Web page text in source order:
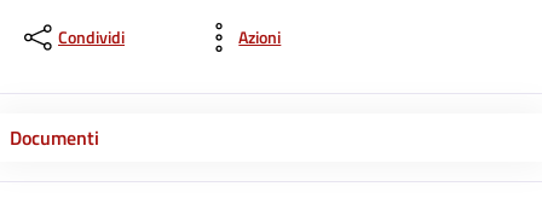
Condividi Azioni
Documenti